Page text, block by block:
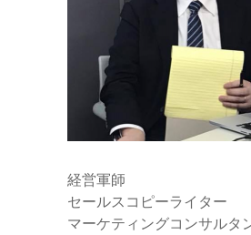
経営軍師
セールスコピーライター
マーケティングコンサルタ